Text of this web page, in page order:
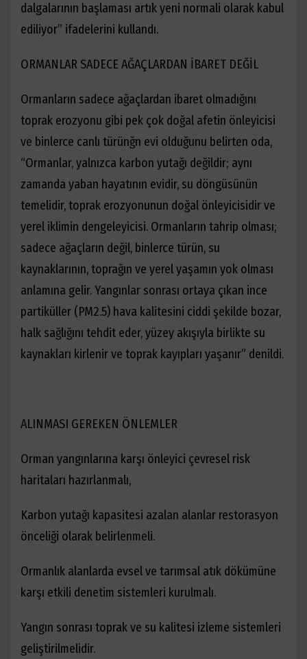
dalgalarının başlaması artık yeni normali olarak kabul
ediliyor” ifadelerini kullandı.
ORMANLAR SADECE AĞAÇLARDAN İBARET DEĞİL
Ormanların sadece ağaçlardan ibaret olmadığını
toprak erozyonu gibi pek çok doğal afetin önleyicisi
ve binlerce canlı türünğn evi olduğunu belirten oda,
“Ormanlar, yalnızca karbon yutağı değildir; aynı
zamanda yaban hayatının evidir, su döngüsünün
temelidir, toprak erozyonunun doğal önleyicisidir ve
yerel iklimin dengeleyicisi. Ormanların tahrip olması;
sadece ağaçların değil, binlerce türün, su
kaynaklarının, toprağın ve yerel yaşamın yok olması
anlamına gelir. Yangınlar sonrası ortaya çıkan ince
partiküller (PM2.5) hava kalitesini ciddi şekilde bozar,
halk sağlığını tehdit eder, yüzey akışıyla birlikte su
kaynakları kirlenir ve toprak kayıpları yaşanır” denildi.
ALINMASI GEREKEN ÖNLEMLER
Orman yangınlarına karşı önleyici çevresel risk
haritaları hazırlanmalı,
Karbon yutağı kapasitesi azalan alanlar restorasyon
önceliği olarak belirlenmeli.
Ormanlık alanlarda evsel ve tarımsal atık dökümüne
karşı etkili denetim sistemleri kurulmalı.
Yangın sonrası toprak ve su kalitesi izleme sistemleri
geliştirilmelidir.